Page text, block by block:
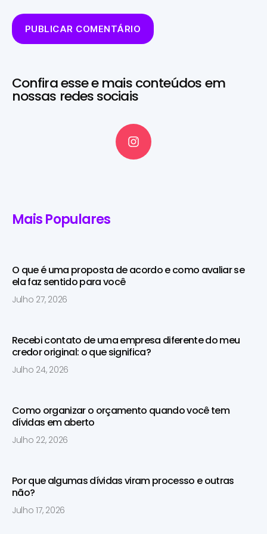
Confira esse e mais conteúdos em
nossas redes sociais
Mais Populares
O que é uma proposta de acordo e como avaliar se
ela faz sentido para você
Julho 27, 2026
Recebi contato de uma empresa diferente do meu
credor original: o que significa?
Julho 24, 2026
Como organizar o orçamento quando você tem
dívidas em aberto
Julho 22, 2026
Por que algumas dívidas viram processo e outras
não?
Julho 17, 2026